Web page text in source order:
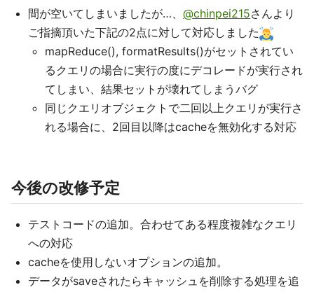
間が空いてしまいましたが…、 @chinpei215さんより
ご指摘頂いた下記の2点に対して対応しました
mapReduce(), formatResults()がセットされてい
るクエリの場合に実行の度にデコレードが実行され
てしまい、結果セットが壊れてしまうバグ
同じクエリオブジェクトで二回以上クエリが実行さ
れる場合に、2回目以降はcacheを無効化する対応
今後の改修予定
テストコードの追加。合わせてある程度複雑なクエリ
への対応
cacheを使用しないオプションの追加。
データがsaveされたらキャッシュを削除する処理を追